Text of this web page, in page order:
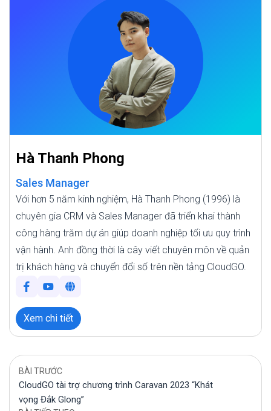
Hà Thanh Phong
Sales Manager
Với hơn 5 năm kinh nghiệm, Hà Thanh Phong (1996) là
chuyên gia CRM và Sales Manager đã triển khai thành
công hàng trăm dự án giúp doanh nghiệp tối ưu quy trình
vận hành. Anh đồng thời là cây viết chuyên môn về quản
trị khách hàng và chuyển đổi số trên nền tảng CloudGO.
Xem chi tiết
BÀI TRƯỚC
CloudGO tài trợ chương trình Caravan 2023 “Khát
vọng Đắk Glong”